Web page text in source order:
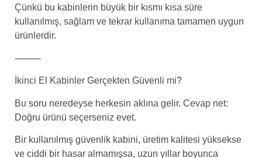
Çünkü bu kabinlerin büyük bir kısmı kısa süre
kullanılmış, sağlam ve tekrar kullanıma tamamen uygun
ürünlerdir.
⸻
İkinci El Kabinler Gerçekten Güvenli mi?
Bu soru neredeyse herkesin aklına gelir. Cevap net:
Doğru ürünü seçerseniz evet.
Bir kullanılmış güvenlik kabini, üretim kalitesi yüksekse
ve ciddi bir hasar almamışsa, uzun yıllar boyunca